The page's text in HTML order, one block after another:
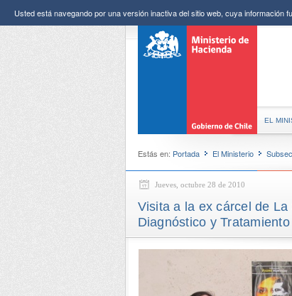
Usted está navegando por una versión inactiva del sitio web, cuya
EL
Estás en: Portada El Ministerio
Jueves, octubre 28 de 2010
Visita a la ex cárcel de
Diagnóstico y